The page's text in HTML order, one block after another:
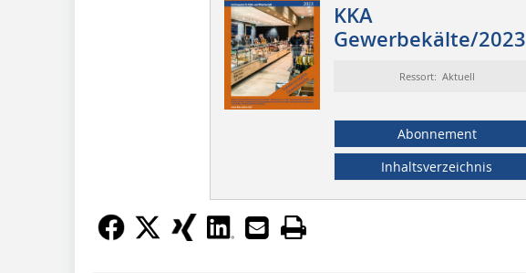
KKA
Gewerbekälte/2023
Ressort: Aktuell
Abonnement
Inhaltsverzeichnis